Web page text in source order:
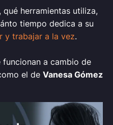
herramientas utiliza,
tiempo dedica a su
y trabajar a la vez.
a cambio de
el de Vanesa Gómez